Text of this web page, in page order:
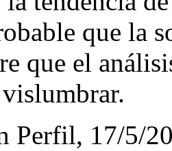
que la
que el
Perfil, 17/5/